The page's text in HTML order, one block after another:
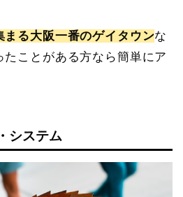
る大阪一番のゲイタウンな
ことがある方なら簡単にア
システム